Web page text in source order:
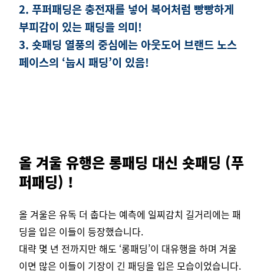
2. 푸퍼패딩은 충전재를 넣어 복어처럼 빵빵하게
부피감이 있는 패딩을 의미!
3. 숏패딩 열풍의 중심에는 아웃도어 브랜드 노스
페이스의 ‘눕시 패딩’이 있음!
올 겨울 유행은 롱패딩 대신 숏패딩 (푸
퍼패딩) !
올 겨울은 유독 더 춥다는 예측에 일찌감치 길거리에는 패
딩을 입은 이들이 등장했습니다.
대략 몇 년 전까지만 해도 ‘롱패딩’이 대유행을 하며 겨울
이면 많은 이들이 기장이 긴 패딩을 입은 모습이었습니다.